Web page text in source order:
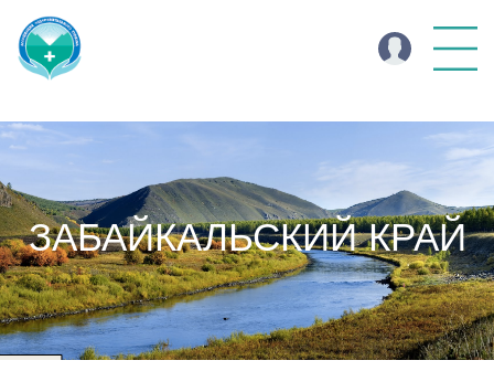
ЗАБАЙКАЛЬСКИЙ КРАЙ